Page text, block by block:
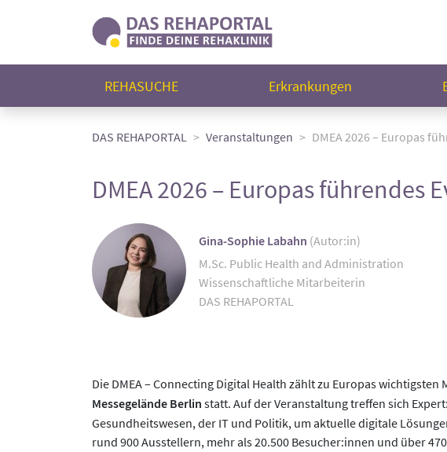
REHASUCHE Erkrankungen
DAS REHAPORTAL Veranstaltungen DMEA 2026 – Europas
DMEA 2026 – Europas
Gina-Sophie Labahn (Autor:in)
M.Sc. Public Health and Administration
Wissenschaftliche Mitarbeiterin
DAS REHAPORTAL
Die DMEA – Connecting Digital Health zählt zu Europas
Messegelände Berlin statt. Auf der Veranstaltung treffen sich
Gesundheitswesen, der IT und Politik, um aktuelle digitale
rund 900 Ausstellern, mehr als 20.500 Besucher:innen und über